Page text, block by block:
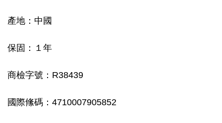
產地：中國
保固：１年
商檢字號：R38439
國際絛碼：4710007905852